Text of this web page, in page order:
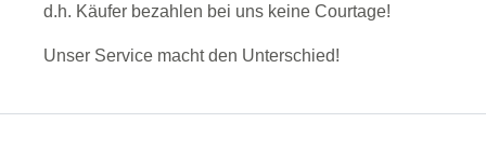
d.h. Käufer bezahlen bei uns keine Courtage!
Unser Service macht den Unterschied!